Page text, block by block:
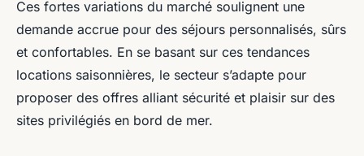
Ces fortes variations du marché soulignent une
demande accrue pour des séjours personnalisés, sûrs
et confortables. En se basant sur ces tendances
locations saisonnières, le secteur s’adapte pour
proposer des offres alliant sécurité et plaisir sur des
sites privilégiés en bord de mer.